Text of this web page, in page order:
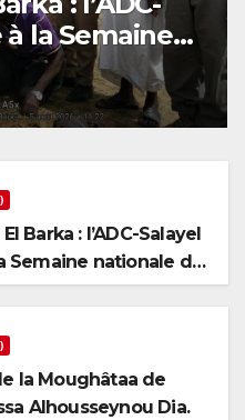
la Semaine
Semaine nationale de
la Moughâtaa de
Alhousseynou Dia.